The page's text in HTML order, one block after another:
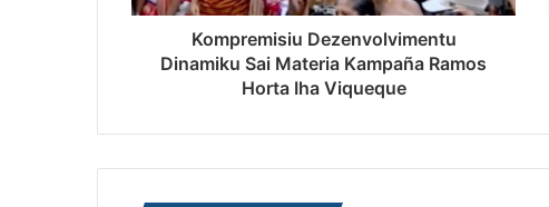
Kompremisiu Dezenvolvimentu
Dinamiku Sai Materia Kampaña Ramos
Horta Iha Viqueque